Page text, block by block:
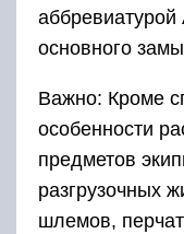
основного
Важно: Кроме
особенности
предметов
разгрузочных
шлемов,